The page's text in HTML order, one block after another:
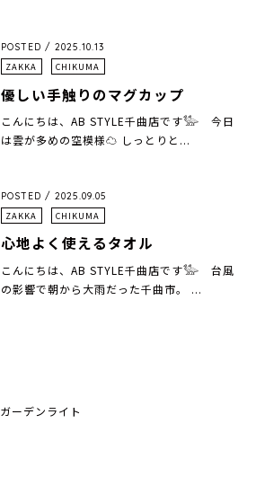
POSTED / 2025.10.13
ZAKKA CHIKUMA
優しい手触りのマグカップ
こんにちは、AB STYLE千曲店です𓅺 今日
は雲が多めの空模様☁︎ しっとりと...
POSTED / 2025.09.05
ZAKKA CHIKUMA
心地よく使えるタオル
こんにちは、AB STYLE千曲店です𓅺 台風
の影響で朝から大雨だった千曲市。 ...
ガーデンライト